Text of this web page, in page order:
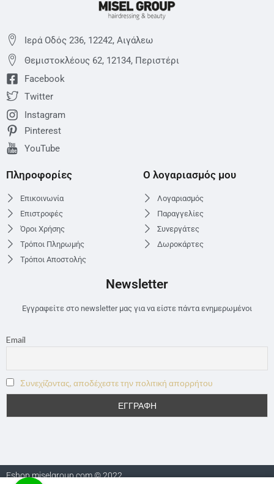
Ιερά Οδός 236, 12242, Αιγάλεω
Θεμιστoκλέους 62, 12134, Περιστέρι
Facebook
Twitter
Instagram
Pinterest
YouTube
Πληροφορίες
Επικοινωνία
Επιστροφές
Όροι Χρήσης
Τρόποι Πληρωμής
Τρόποι Αποστολής
Ο λογαριασμός μου
Λογαριασμός
Παραγγελίες
Συνεργάτες
Δωροκάρτες
Newsletter
Εγγραφείτε στο newsletter μας για να είστε πάντα ενημερωμένοι
Email
Συνεχίζοντας, αποδέχεστε την πολιτική απορρήτου
Eshop.miselgroup.com © 2022